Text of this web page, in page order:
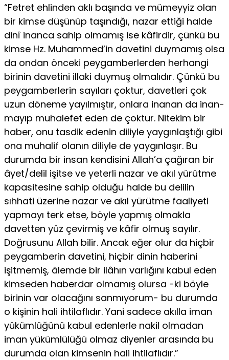
“Fetret ehlinden aklı başında ve mümeyyiz olan
bir kimse düşünüp taşındı­ğı, nazar ettiği halde
dinî inanca sahip olmamış ise kâfirdir, çünkü bu
kimse Hz. Muhammed’in davetini duymamış olsa
da ondan önceki peygamberlerden herhangi
birinin davetini illaki duymuş olmalıdır. Çünkü bu
peygamberlerin sayıları çoktur, davetleri çok
uzun döneme yayılmıştır, onlara inanan da inan-
mayıp muhalefet eden de çoktur. Nitekim bir
haber, onu tasdik edenin diliyle yaygınlaştığı gibi
ona muhalif olanın diliyle de yaygınlaşır. Bu
durumda bir insan kendisini Allah’a çağıran bir
âyet/delil işitse ve yeterli nazar ve akıl yürütme
kapasitesine sahip olduğu halde bu delilin
sıhhati üzerine nazar ve akıl yürütme faaliyeti
yapmayı terk etse, böyle yapmış olmakla
davetten yüz çevirmiş ve kâfir olmuş sayılır.
Doğrusunu Allah bilir. Ancak eğer olur da hiçbir
peygamberin davetini, hiçbir dinin haberini
işitmemiş, âlemde bir ilâ­hın varlığını kabul eden
kimseden haberdar olmamış olursa -ki böyle
birinin var olacağını sanmıyorum- bu durumda
o kişinin hali ihtilaflıdır. Yani sadece akılla iman
yükümlüğünü kabul edenlerle nakil olmadan
iman yükümlülüğü olmaz diyenler arasında bu
durumda olan kimsenin hali ihtilaflıdır.”